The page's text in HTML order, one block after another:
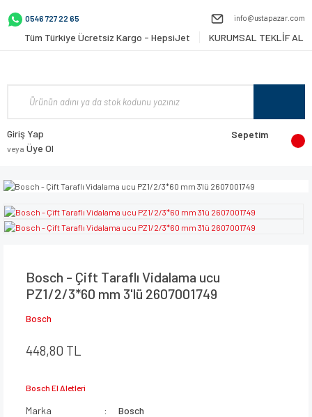
0546 727 22 65 info@ustapazar.com
Tüm Türkiye Ücretsiz Kargo - HepsiJet KURUMSAL TEKLİF AL
Giriş Yap
veya Üye Ol
Sepetim
Bosch - Çift Taraflı Vidalama ucu
PZ1/2/3*60 mm 3'lü 2607001749
Bosch
448,80 TL
Bosch El Aletleri
Marka
Bosch